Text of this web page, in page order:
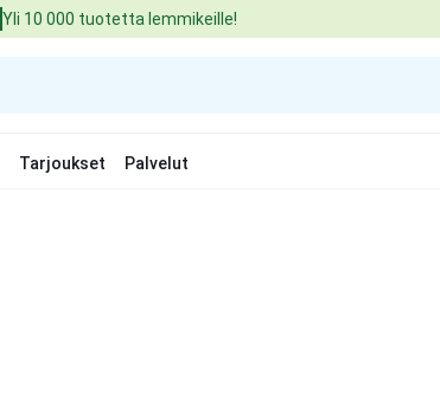
Yli 10 000 tuotetta lemmikeille!
Tarjoukset Palvelut